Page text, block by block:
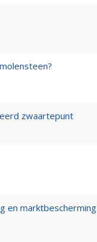
zwaartepunt
en marktbescherming